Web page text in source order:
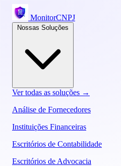
MonitorCNPJ
Ver todas as soluções →
Análise de Fornecedores
Instituições Financeiras
Escritórios de Contabilidade
Escritórios de Advocacia